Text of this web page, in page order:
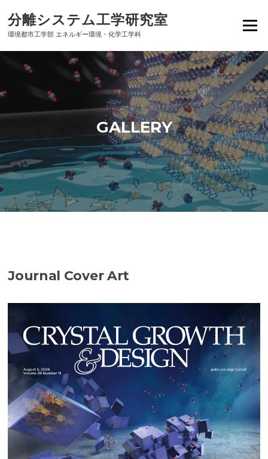
content
分離システム工学研究室
環境都市工学部 エネルギー環境・化学工学科
Menu
GALLERY
Journal Cover Art